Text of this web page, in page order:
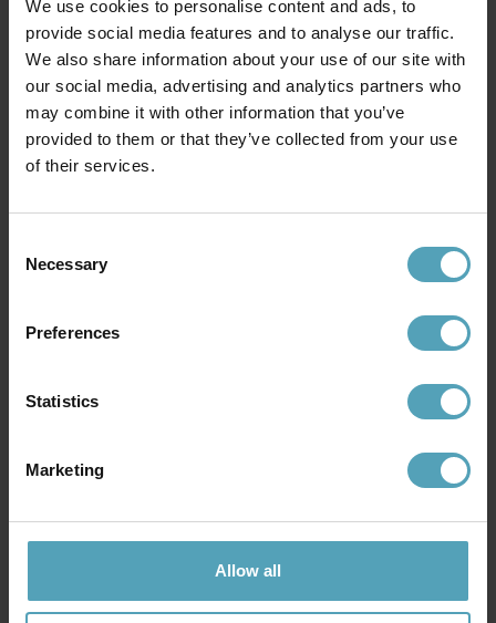
We use cookies to personalise content and ads, to
provide social media features and to analyse our traffic.
We also share information about your use of our site with
our social media, advertising and analytics partners who
may combine it with other information that you’ve
provided to them or that they’ve collected from your use
of their services.
Selection
Necessary
Preferences
Statistics
Marketing
Allow all
Enkel matningsdel (GB11-3)
84 kr
Rek. 99 kr
BELID
L-koppling (utv.jord)
220 kr
Rek. 259 kr
Andra köpte även
Tyson spotlight
PRISMATCH
Tyson spotlight